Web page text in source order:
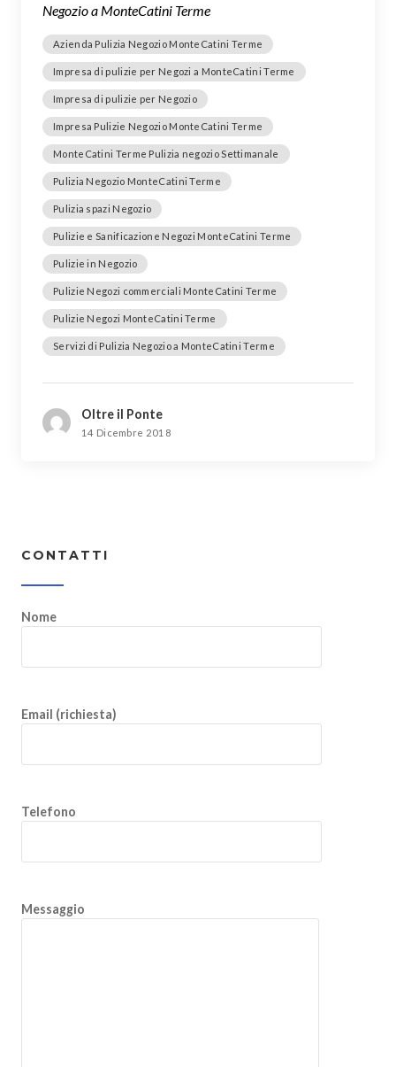
Negozio a MonteCatini Terme
Azienda Pulizia Negozio MonteCatini Terme
Impresa di pulizie per Negozi a MonteCatini Terme
Impresa di pulizie per Negozio
Impresa Pulizie Negozio MonteCatini Terme
MonteCatini Terme Pulizia negozio Settimanale
Pulizia Negozio MonteCatini Terme
Pulizia spazi Negozio
Pulizie e Sanificazione Negozi MonteCatini Terme
Pulizie in Negozio
Pulizie Negozi commerciali MonteCatini Terme
Pulizie Negozi MonteCatini Terme
Servizi di Pulizia Negozio a MonteCatini Terme
Oltre il Ponte
14 Dicembre 2018
CONTATTI
Nome
Email (richiesta)
Telefono
Messaggio